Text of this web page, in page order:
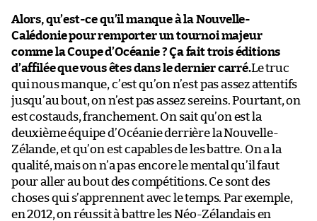
Alors, qu’est-ce qu’il manque à la Nouvelle-
Calédonie pour remporter un tournoi majeur
comme la Coupe d’Océanie ? Ça fait trois éditions
d’affilée que vous êtes dans le dernier carré.Le truc
qui nous manque, c’est qu’on n’est pas assez attentifs
jusqu’au bout, on n’est pas assez sereins. Pourtant, on
est costauds, franchement. On sait qu’on est la
deuxième équipe d’Océanie derrière la Nouvelle-
Zélande, et qu’on est capables de les battre. On a la
qualité, mais on n’a pas encore le mental qu’il faut
pour aller au bout des compétitions. Ce sont des
choses qui s’apprennent avec le temps. Par exemple,
en 2012, on réussit à battre les Néo-Zélandais en